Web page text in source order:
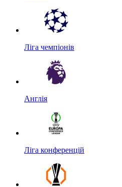
Ліга чемпіонів
Англія
Ліга конференцій